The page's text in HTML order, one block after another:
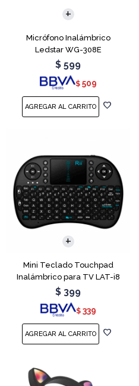
Micrófono Inalámbrico
Ledstar WG-308E
$ 599
$ 509
Mini Teclado Touchpad
Inalámbrico para TV LAT-i8
$ 399
$ 339